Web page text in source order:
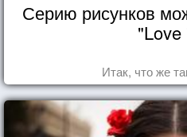
Серию рисунков
"Love
Итак, что же